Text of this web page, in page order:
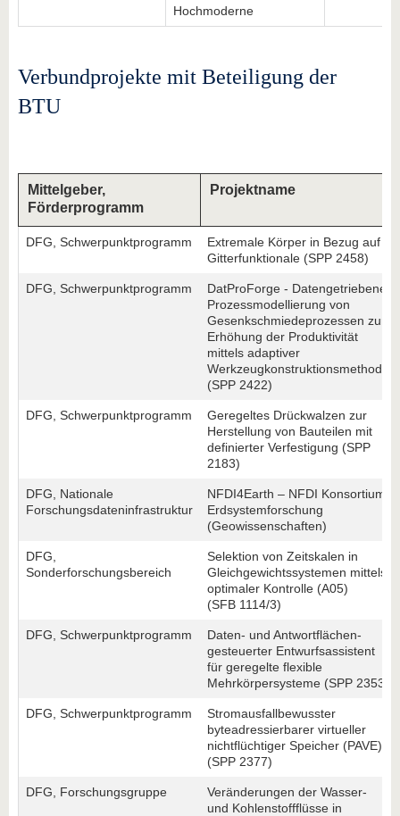
Hochmoderne
Verbundprojekte mit Beteiligung der
BTU
Mittelgeber,
Förderprogramm
Projektname
DFG, Schwerpunktprogramm
Extremale Körper in Bezug auf
Gitterfunktionale (SPP 2458)
DFG, Schwerpunktprogramm
DatProForge - Datengetriebene
Prozessmodellierung von
Gesenkschmiedeprozessen zur
Erhöhung der Produktivität
mittels adaptiver
Werkzeugkonstruktionsmethodik
(SPP 2422)
DFG, Schwerpunktprogramm
Geregeltes Drückwalzen zur
Herstellung von Bauteilen mit
definierter Verfestigung (SPP
2183)
DFG, Nationale
Forschungsdateninfrastruktur
NFDI4Earth – NFDI Konsortium
Erdsystemforschung
(Geowissenschaften)
DFG,
Sonderforschungsbereich
Selektion von Zeitskalen in
Gleichgewichtssystemen mittels
optimaler Kontrolle (A05)
(SFB 1114/3)
DFG, Schwerpunktprogramm
Daten- und Antwortflächen-
gesteuerter Entwurfsassistent
für geregelte flexible
Mehrkörpersysteme (SPP 2353)
DFG, Schwerpunktprogramm
Stromausfallbewusster
byteadressierbarer virtueller
nichtflüchtiger Speicher (PAVE)
(SPP 2377)
DFG, Forschungsgruppe
Veränderungen der Wasser-
und Kohlenstoffflüsse in